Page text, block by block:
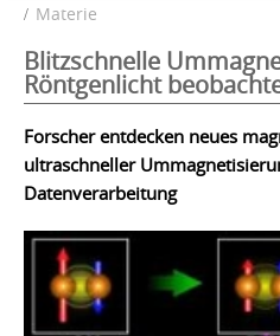
Materie
Blitzschnelle
Röntgenlicht
Forscher entdecken neues
ultraschneller
Datenverarbeitung